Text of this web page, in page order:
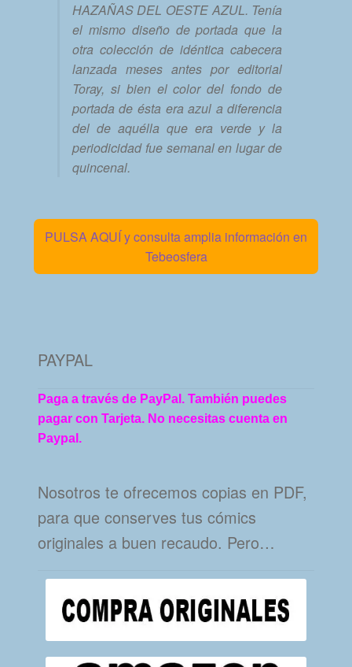
HAZAÑAS DEL OESTE AZUL. Tenía
el mismo diseño de portada que la
otra colección de idéntica cabecera
lanzada meses antes por editorial
Toray, si bien el color del fondo de
portada de ésta era azul a diferencia
del de aquélla que era verde y la
periodicidad fue semanal en lugar de
quincenal.
PULSA AQUÍ y consulta amplia información en
Tebeosfera
PAYPAL
Paga a través de PayPal. También puedes
pagar con Tarjeta. No necesitas cuenta en
Paypal.
Nosotros te ofrecemos copias en PDF,
para que conserves tus cómics
originales a buen recaudo. Pero…